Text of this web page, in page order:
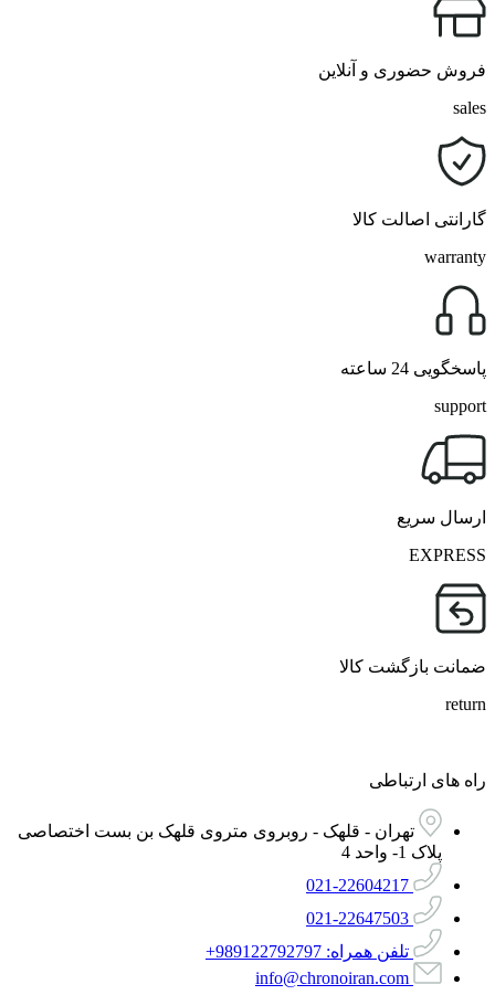
فروش حضوری و آنلاین
sales
گارانتی اصالت کالا
warranty
پاسخگویی 24 ساعته
support
ارسال سریع
EXPRESS
ضمانت بازگشت کالا
return
راه های ارتباطی
تهران - قلهک - روبروی متروی قلهک بن بست اختصاصی
پلاک 1- واحد 4
021-22604217
021-22647503
تلفن همراه: 989122792797+
info@chronoiran.com